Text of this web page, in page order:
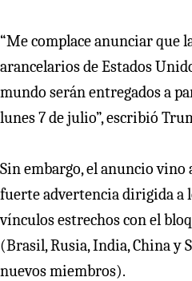
“Me complace anunciar que
arancelarios de Estados
mundo serán entregados a
lunes 7 de julio”, escribió
Sin embargo, el anuncio vino
fuerte advertencia dirigida a
vínculos estrechos con el
(Brasil, Rusia, India, China y
nuevos miembros).